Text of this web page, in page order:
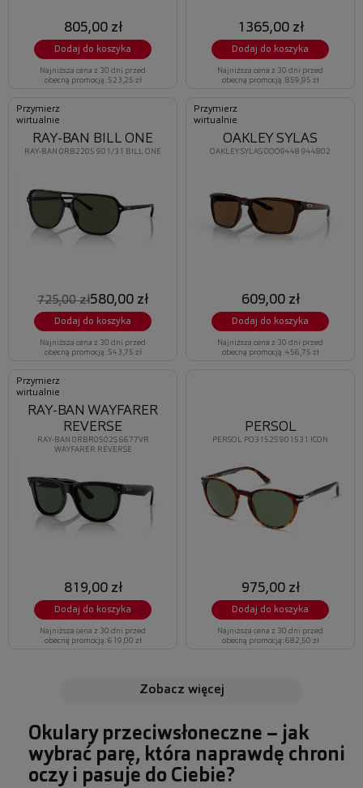
805,00 zł
Dodaj do koszyka
Najniższa cena z 30 dni przed
obecną promocją: 523,25 zł
1365,00 zł
Dodaj do koszyka
Najniższa cena z 30 dni przed
obecną promocją: 859,95 zł
Przymierz
wirtualnie
RAY-BAN 0RB2205 901/31 BILL ONE
RAY-BAN BILL ONE
725,00 zł580,00 zł
Dodaj do koszyka
Najniższa cena z 30 dni przed
obecną promocją: 543,75 zł
Przymierz
wirtualnie
OAKLEY SYLAS 0OO9448 944802
OAKLEY SYLAS
609,00 zł
Dodaj do koszyka
Najniższa cena z 30 dni przed
obecną promocją: 456,75 zł
Przymierz
wirtualnie
RAY-BAN 0RBR0502S 6677VR
WAYFARER REVERSE
RAY-BAN WAYFARER
REVERSE
819,00 zł
Dodaj do koszyka
Najniższa cena z 30 dni przed
obecną promocją: 619,00 zł
PERSOL PO3152S 901531 ICON
PERSOL
975,00 zł
Dodaj do koszyka
Najniższa cena z 30 dni przed
obecną promocją: 682,50 zł
zobacz więcej
Okulary przeciwsłoneczne – jak
wybrać parę, która naprawdę chroni
oczy i pasuje do Ciebie?